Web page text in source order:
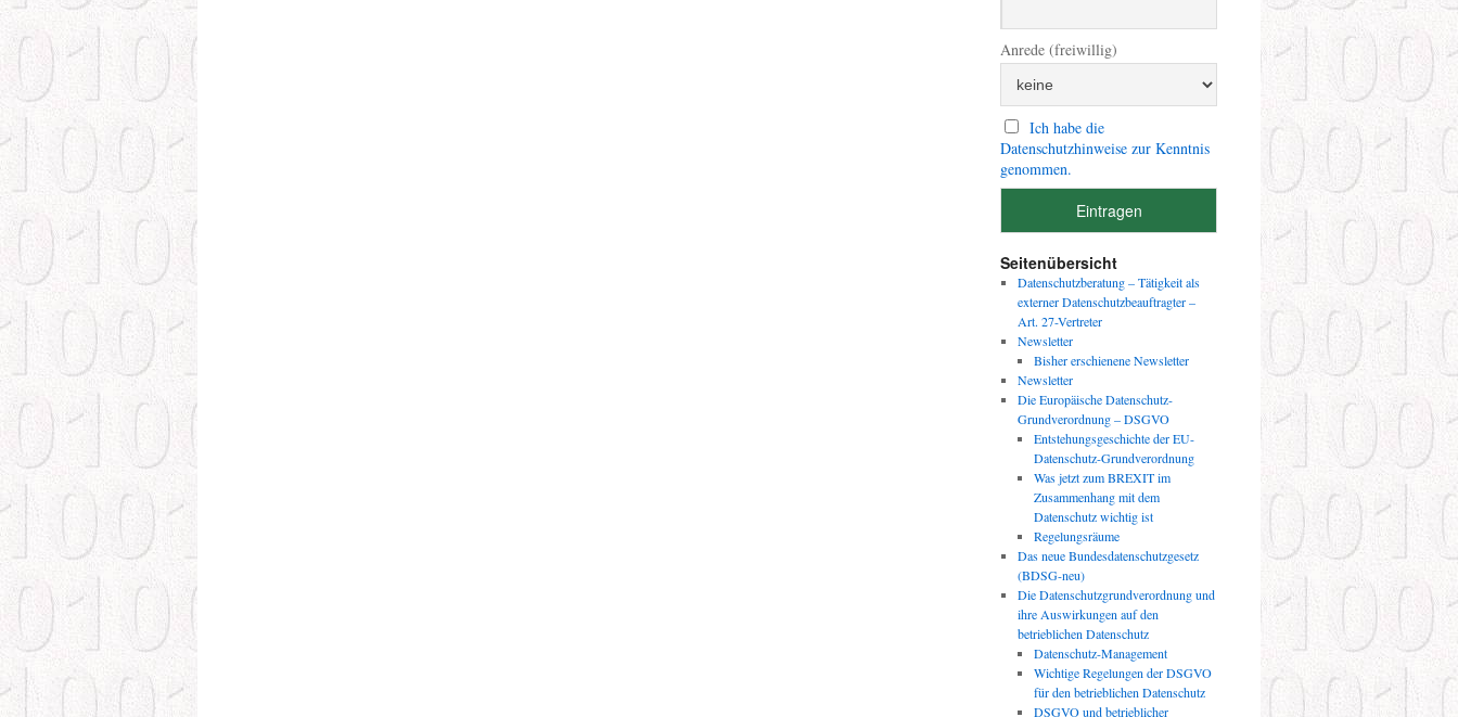
Anrede (freiwillig)
Ich habe die
Datenschutzhinweise zur Kenntnis
genommen.
Seitenübersicht
Datenschutzberatung – Tätigkeit als
externer Datenschutzbeauftragter –
Art. 27-Vertreter
Newsletter
Bisher erschienene Newsletter
Newsletter
Die Europäische Datenschutz-
Grundverordnung – DSGVO
Entstehungsgeschichte der EU-
Datenschutz-Grundverordnung
Was jetzt zum BREXIT im
Zusammenhang mit dem
Datenschutz wichtig ist
Regelungsräume
Das neue Bundesdatenschutzgesetz
(BDSG-neu)
Die Datenschutzgrundverordnung und
ihre Auswirkungen auf den
betrieblichen Datenschutz
Datenschutz-Management
Wichtige Regelungen der DSGVO
für den betrieblichen Datenschutz
DSGVO und betrieblicher